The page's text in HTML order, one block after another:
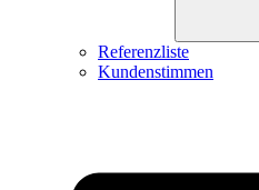
Referenzliste
Kundenstimmen